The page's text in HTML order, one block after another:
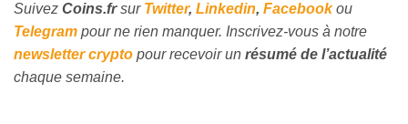
Suivez Coins.frsur Twitter, Linkedin, Facebookou
Telegram pour ne rien manquer. Inscrivez-vous à notre
newsletter crypto pour recevoir un résumé de l’actualité
chaque semaine.